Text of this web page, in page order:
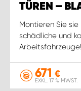
TÜREN –
Montieren Sie
schädliche und
Arbeitsfahrzeuge!
671 €
EXKL. 17 % MWST.